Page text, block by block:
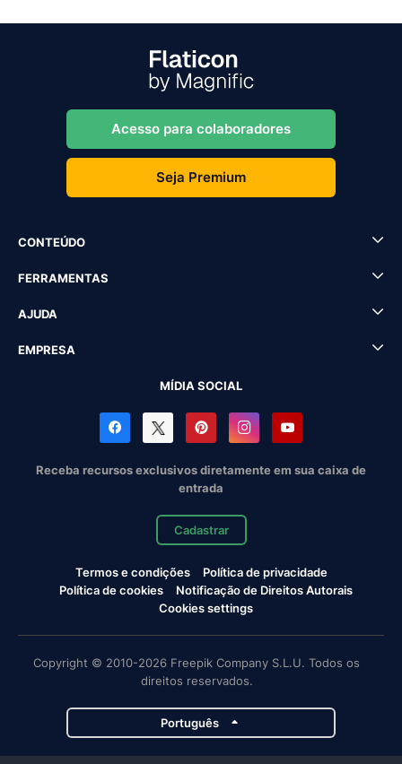
Acesso para colaboradores
Seja Premium
CONTEÚDO
FERRAMENTAS
AJUDA
EMPRESA
MÍDIA SOCIAL
Receba recursos exclusivos diretamente em sua caixa de
entrada
Cadastrar
Termos e condições
Política de privacidade
Política de cookies
Notificação de Direitos Autorais
Cookies settings
Copyright © 2010-2026 Freepik Company S.L.U. Todos os
direitos reservados.
Português